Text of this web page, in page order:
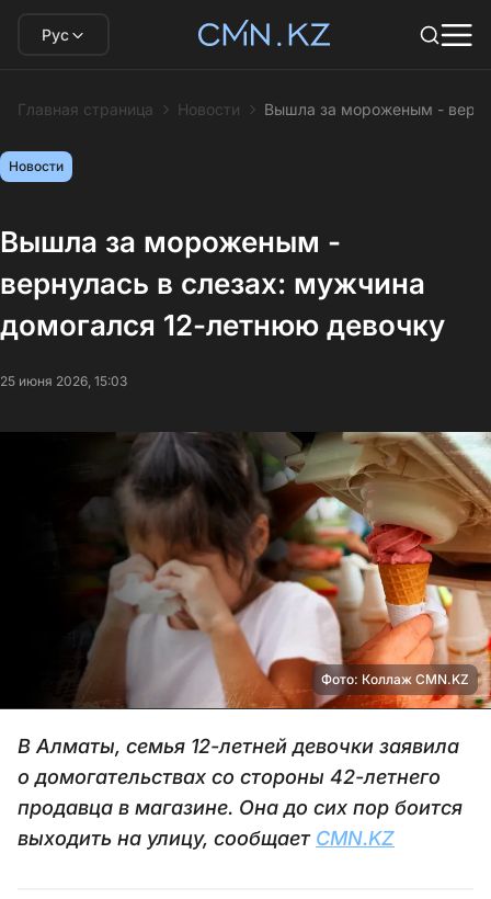
Рус
Главная страница Новости Вышла за мороженым -
Новости
Вышла за мороженым -
вернулась в слезах: мужчина
домогался 12-летнюю девочку
25 июня 2026, 15:03
Фото: Коллаж CMN.KZ
В Алматы, семья 12-летней девочки заявила
о домогательствах со стороны 42-летнего
продавца в магазине. Она до сих пор боится
выходить на улицу, сообщает CMN.KZ